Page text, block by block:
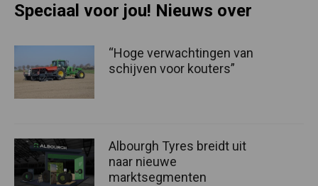
Speciaal voor jou! Nieuws over
“Hoge verwachtingen van
schijven voor kouters”
Albourgh Tyres breidt uit
naar nieuwe
marktsegmenten